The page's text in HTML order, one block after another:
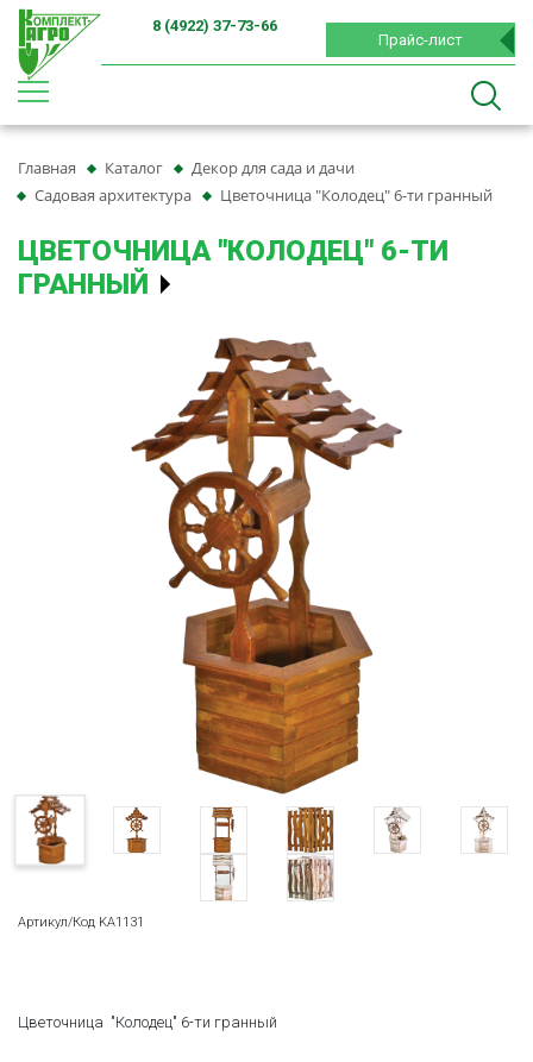
Прайс-лист
8 (4922) 37-73-66
Главная Каталог
Декор для сада и дачи
Садовая архитектура
Цветочница "Колодец" 6-ти гранный
ЦВЕТОЧНИЦА "КОЛОДЕЦ" 6-ТИ
ГРАННЫЙ
Артикул/Код KA1131
Цветочница "Колодец" 6-ти гранный